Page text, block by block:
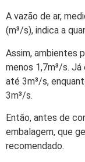
A vazão de ar,
(m³/s), indica a
Assim, ambientes
menos 1,7m³/s.
até 3m³/s,
3m³/s.
Então, antes de
embalagem, que
recomendado.